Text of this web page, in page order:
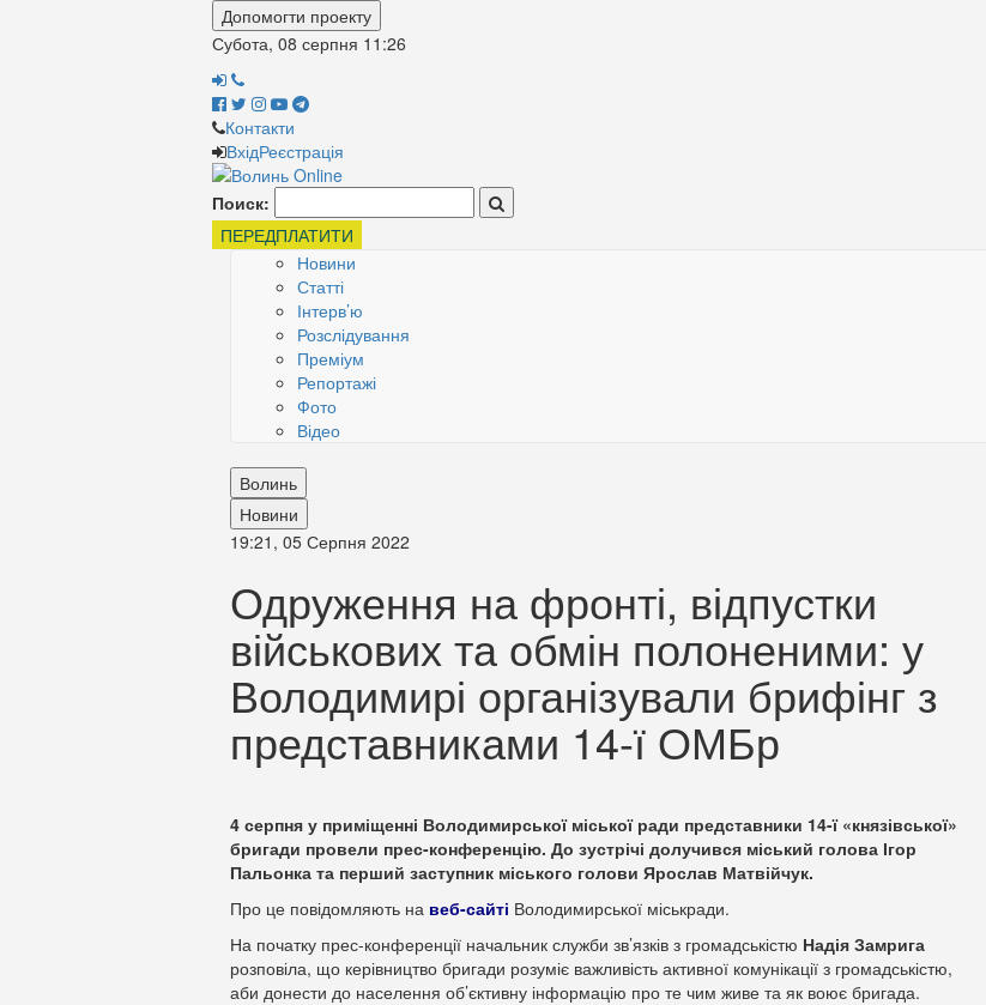
Допомогти проекту
Субота, 08 серпня 11:26
Контакти
ВхідРеєстрація
Поиск:
ПЕРЕДПЛАТИТИ
Новини
Статті
Інтерв’ю
Розслідування
Преміум
Репортажі
Фото
Відео
Волинь
Новини
19:21, 05 Серпня 2022
Одруження на фронті, відпустки
військових та обмін полоненими: у
Володимирі організували брифінг з
представниками 14-ї ОМБр
4 серпня у приміщенні Володимирської міської ради представники 14-ї «князівської»
бригади провели прес-конференцію. До зустрічі долучився міський голова Ігор
Пальонка та перший заступник міського голови Ярослав Матвійчук.
Про це повідомляють на веб-сайті Володимирської міськради.
На початку прес-конференції начальник служби зв’язків з громадськістю Надія Замрига
розповіла, що керівництво бригади розуміє важливість активної комунікації з громадськістю,
аби донести до населення об’єктивну інформацію про те чим живе та як воює бригада.